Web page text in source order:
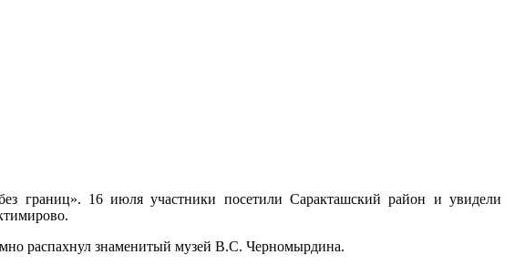
границ». 16 июля участники посетили Саракташский район и увидели
распахнул знаменитый музей В.С. Черномырдина.